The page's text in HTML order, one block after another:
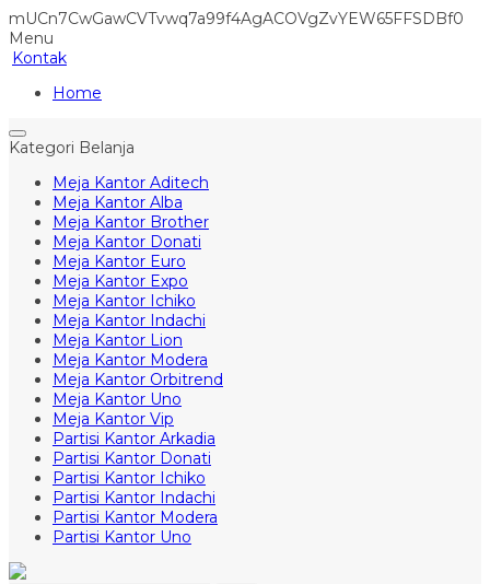
mUCn7CwGawCVTvwq7a99f4AgACOVgZvYEW65FFSDBf0
Menu
Kontak
Home
Kategori Belanja
Meja Kantor Aditech
Meja Kantor Alba
Meja Kantor Brother
Meja Kantor Donati
Meja Kantor Euro
Meja Kantor Expo
Meja Kantor Ichiko
Meja Kantor Indachi
Meja Kantor Lion
Meja Kantor Modera
Meja Kantor Orbitrend
Meja Kantor Uno
Meja Kantor Vip
Partisi Kantor Arkadia
Partisi Kantor Donati
Partisi Kantor Ichiko
Partisi Kantor Indachi
Partisi Kantor Modera
Partisi Kantor Uno